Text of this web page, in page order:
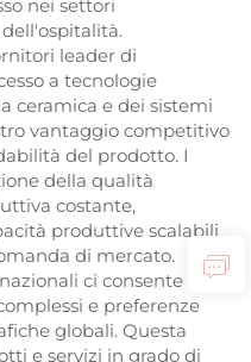
nei settori
leader di
a tecnologie
ceramica e dei sistemi
vantaggio competitivo
del prodotto. I
della qualità
costante,
produttive scalabili
di mercato.
ci consente di
e preferenze
globali. Questa
e servizi in grado di